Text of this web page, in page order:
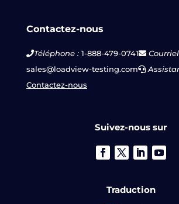
Contactez-nous
Téléphone :1-888-479-0741
sales@loadview-testing.com
Contactez-nous
Suivez-nous sur
Traduction